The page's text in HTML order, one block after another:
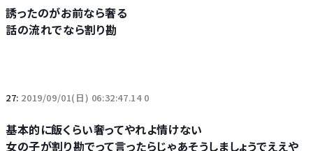
誘ったのがお前なら奢る
話の流れでなら割り勘
27: 2019/09/01(日) 06:32:47.14 0
基本的に飯くらい奢ってやれよ情けない
女の子が割り勘でって言ったらじゃあそうしましょうでええや